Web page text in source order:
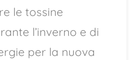
le tossine
l’inverno e di
per la nuova